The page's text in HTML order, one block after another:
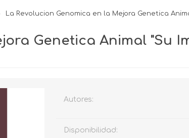
La Revolucion Genomica en la Mejora Genetica
Genetica Animal "Su
Autores:
Disponibilidad: